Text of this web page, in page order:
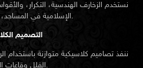
نستخدم الزخارف الهندسية، التكرار،
الإسلامية في المساجد، الفلل، والمطاعم.
التصميم
ننفذ تصاميم كلاسيكية متوازنة باستخدام
الفلل وقاعات الاستقبال.